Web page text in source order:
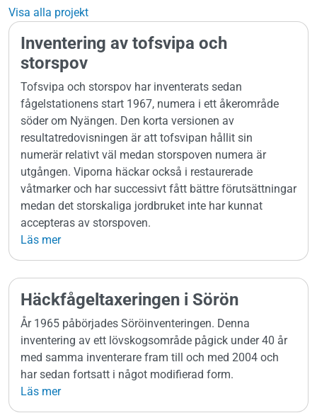
Visa alla projekt
Inventering av tofsvipa och
storspov
Tofsvipa och storspov har inventerats sedan
fågelstationens start 1967, numera i ett åkerområde
söder om Nyängen. Den korta versionen av
resultatredovisningen är att tofsvipan hållit sin
numerär relativt väl medan storspoven numera är
utgången. Viporna häckar också i restaurerade
våtmarker och har successivt fått bättre förutsättningar
medan det storskaliga jordbruket inte har kunnat
accepteras av storspoven.
Läs mer
Häckfågeltaxeringen i Sörön
År 1965 påbörjades Söröinventeringen. Denna
inventering av ett lövskogsområde pågick under 40 år
med samma inventerare fram till och med 2004 och
har sedan fortsatt i något modifierad form.
Läs mer